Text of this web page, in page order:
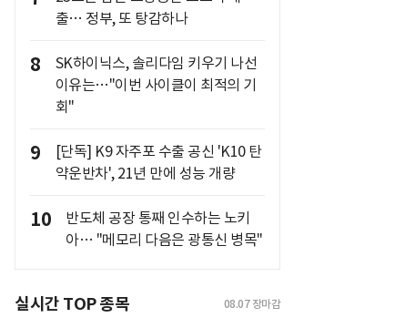
출… 정부, 또 탕감하나
8
SK하이닉스, 솔리다임 키우기 나선
이유는…"이번 사이클이 최적의 기
회"
9
[단독] K9 자주포 수출 공신 'K10 탄
약운반차', 21년 만에 성능 개량
10
반도체 공장 통째 인수하는 노키
아… "메모리 다음은 광통신 병목"
실시간 TOP 종목 08.07 장마감